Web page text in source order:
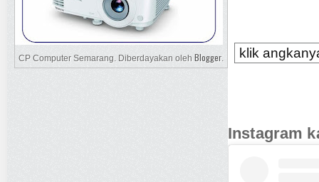
klik
Instagram
CP Computer Semarang. Diberdayakan oleh Blogger.